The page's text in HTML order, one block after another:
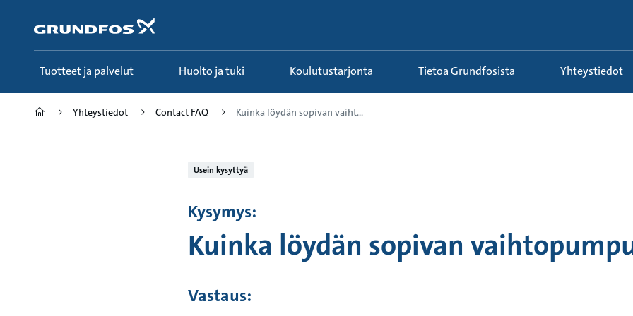
pääsisältöön
Tuotteet ja palvelut Huolto ja tuki Koulutustarjonta Tietoa Grundfosista Yhteystiedot
Yhteystiedot Contact FAQ Kuinka löydän sopivan vaiht...
Usein kysyttyä
Kysymys:
Kuinka löydän sopivan
Vastaus: